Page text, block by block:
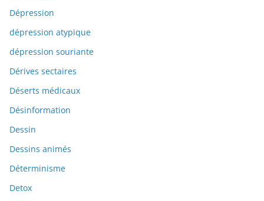
Dépression
dépression atypique
dépression souriante
Dérives sectaires
Déserts médicaux
Désinformation
Dessin
Dessins animés
Déterminisme
Detox